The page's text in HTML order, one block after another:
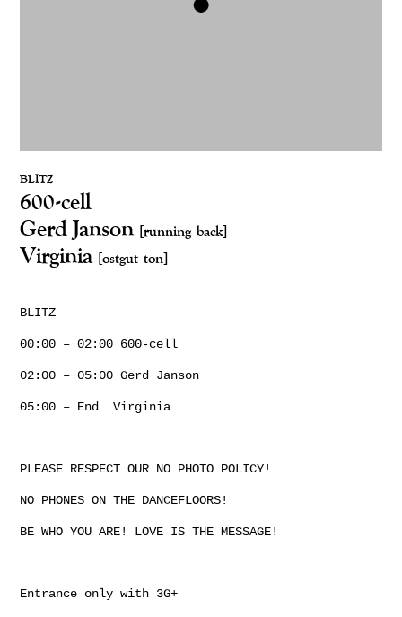
BLITZ
600-cell
Gerd Janson [running back]
Virginia [ostgut ton]
BLITZ
00:00 – 02:00 600-cell
02:00 – 05:00 Gerd Janson
05:00 – End Virginia
PLEASE RESPECT OUR NO PHOTO POLICY!
NO PHONES ON THE DANCEFLOORS!
BE WHO YOU ARE! LOVE IS THE MESSAGE!
Entrance only with 3G+